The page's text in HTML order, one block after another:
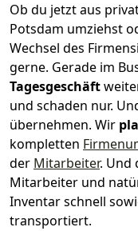
Ob du jetzt aus
Potsdam umziehst
Wechsel des
gerne. Gerade im
Tagesgeschäft
und schaden nur.
übernehmen. Wir
kompletten
der Mitarbeiter. Und
Mitarbeiter und
Inventar schnell
transportiert.